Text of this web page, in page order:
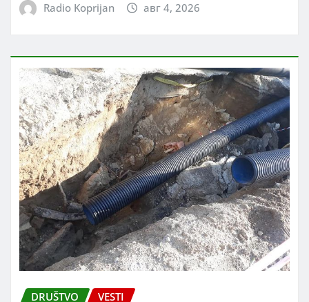
Radio Koprijan авг 4, 2026
DRUŠTVO VESTI